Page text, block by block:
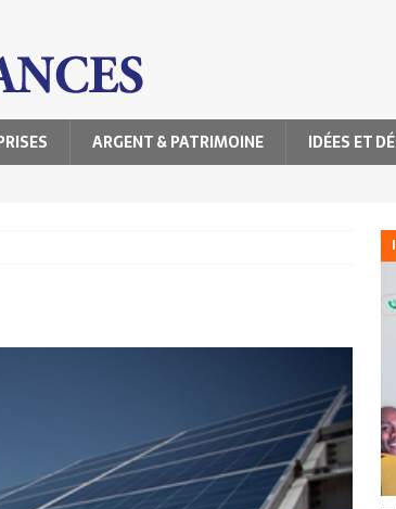
ARGENT & PATRIMOINE IDÉES ET